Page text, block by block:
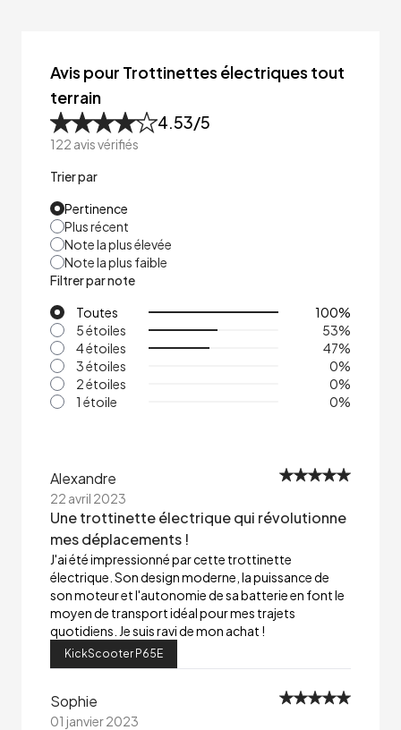
Avis pour Trottinettes électriques tout
terrain
4.53/5
122 avis vérifiés
Trier par
Pertinence
Plus récent
Note la plus élevée
Note la plus faible
Filtrer par note
Toutes
100%
5 étoiles
53%
4 étoiles
47%
3 étoiles
0%
2 étoiles
0%
1 étoile
0%
Alexandre
22 avril 2023
Une trottinette électrique qui révolutionne
mes déplacements !
J'ai été impressionné par cette trottinette
électrique. Son design moderne, la puissance de
son moteur et l'autonomie de sa batterie en font le
moyen de transport idéal pour mes trajets
quotidiens. Je suis ravi de mon achat !
KickScooter P65E
Sophie
01 janvier 2023